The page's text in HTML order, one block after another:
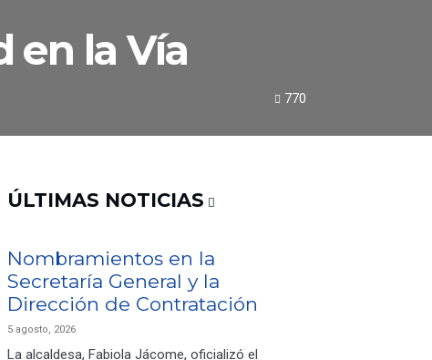
en la Vía
770
ÚLTIMAS NOTICIAS
Nombramientos en la
Secretaría General y la
Dirección de Contratación
5 agosto, 2026
La alcaldesa, Fabiola Jácome, oficializó el